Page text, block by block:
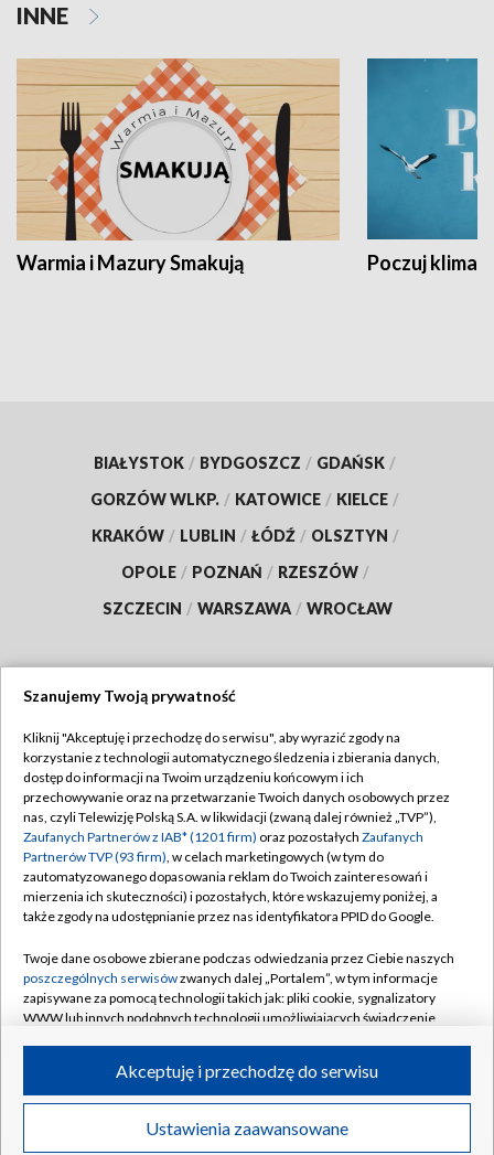
INNE
Warmia i Mazury Smakują Poczuj klimat
BIAŁYSTOK / BYDGOSZCZ / GDAŃSK /
GORZÓW WLKP. / KATOWICE / KIELCE /
KRAKÓW / LUBLIN / ŁÓDŹ / OLSZTYN /
OPOLE / POZNAŃ / RZESZÓW /
SZCZECIN / WARSZAWA / WROCŁAW
TVP
Abonament TVP
Emisja w TVP
Centrum informacji TVP
Naziemna Telewizja Cyfrowa
Rada Programowa
System NOS
Informacje o nadawcy
Program dla prasy
Regulamin TVP
Polityka prywatności
Moje zgody
Pomoc
Kontakt
Kanały
©2026 Telewizja Polska S.A. w likwidacji
Szanujemy Twoją prywatność
Kliknij "Akceptuję i przechodzę do serwisu", aby wyrazić zgody na
korzystanie z technologii automatycznego śledzenia i zbierania danych,
dostęp do informacji na Twoim urządzeniu końcowym i ich
przechowywanie oraz na przetwarzanie Twoich danych osobowych przez
nas, czyli Telewizję Polską S.A. w likwidacji (zwaną dalej również „TVP”),
Zaufanych Partnerów z IAB* (1201 firm) oraz pozostałych Zaufanych
Partnerów TVP (93 firm), w celach marketingowych (w tym do
zautomatyzowanego dopasowania reklam do Twoich zainteresowań i
mierzenia ich skuteczności) i pozostałych, które wskazujemy poniżej, a
także zgody na udostępnianie przez nas identyfikatora PPID do Google.
Twoje dane osobowe zbierane podczas odwiedzania przez Ciebie naszych
poszczególnych serwisówzwanych dalej „Portalem”, w tym informacje
zapisywane za pomocą technologii takich jak: pliki cookie, sygnalizatory
WWW lub innych podobnych technologii umożliwiających świadczenie
ruchu w Internecie.
Twoje dane osobowe zbierane podczas odwiedzania przez Ciebie
poszczególnych serwisówna Portalu, takie jak adresy IP, identyfikatory
Ustawienia zaawansowane
Akceptuję i przechodzę do serwisu